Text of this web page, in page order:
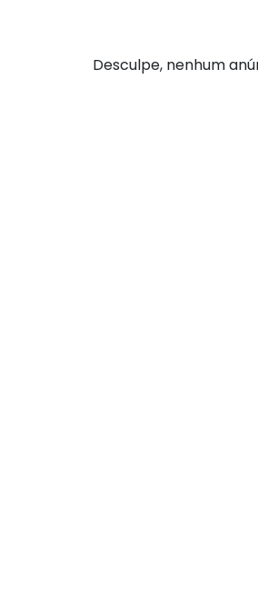
Desculpe, nenhum